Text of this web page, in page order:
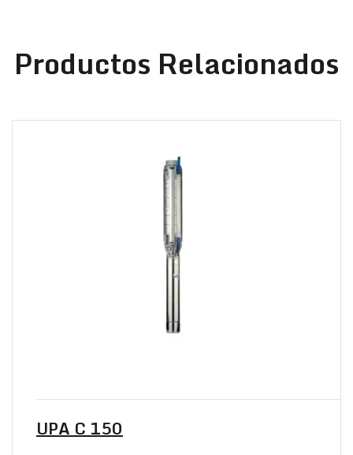
Productos Relacionados
UPA C 150